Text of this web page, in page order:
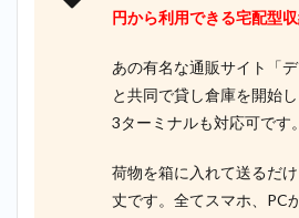
円から利用できる宅配型
あの有名な通販サイト「
と共同で貸し倉庫を開始
3ターミナルも対応可です。
荷物を箱に入れて送るだ
丈です。全てスマホ、PC